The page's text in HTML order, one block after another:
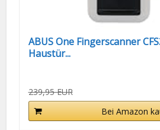
ABUS One Fingerscanner
Haustür...
239,95 EUR
Bei Amazon